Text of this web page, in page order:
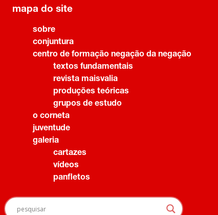
mapa do site
sobre
conjuntura
centro de formação negação da negação
textos fundamentais
revista maisvalia
produções teóricas
grupos de estudo
o corneta
juventude
galeria
cartazes
vídeos
panfletos